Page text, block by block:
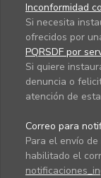
Inconformidad
Si necesita
ofrecidos por
PQRSDF por
Si quiere
denuncia o
atención de
Correo para
Para el envío
habilitado el